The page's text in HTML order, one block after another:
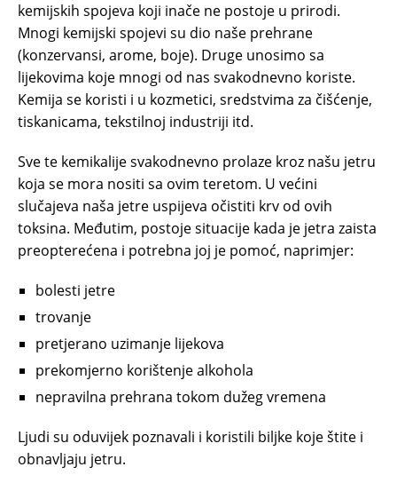
kemijskih spojeva koji inače ne postoje u prirodi.
Mnogi kemijski spojevi su dio naše prehrane
(konzervansi, arome, boje). Druge unosimo sa
lijekovima koje mnogi od nas svakodnevno koriste.
Kemija se koristi i u kozmetici, sredstvima za čišćenje,
tiskanicama, tekstilnoj industriji itd.
Sve te kemikalije svakodnevno prolaze kroz našu jetru
koja se mora nositi sa ovim teretom. U većini
slučajeva naša jetre uspijeva očistiti krv od ovih
toksina. Međutim, postoje situacije kada je jetra zaista
preopterećena i potrebna joj je pomoć, naprimjer:
bolesti jetre
trovanje
pretjerano uzimanje lijekova
prekomjerno korištenje alkohola
nepravilna prehrana tokom dužeg vremena
Ljudi su oduvijek poznavali i koristili biljke koje štite i
obnavljaju jetru.